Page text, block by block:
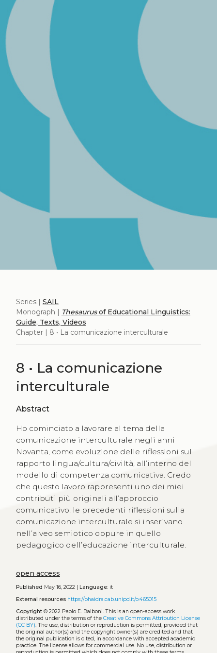
Series | SAIL
Monograph | Thesaurusof Educational Linguistics:
Guide, Texts, Videos
Chapter | 8 • La comunicazione interculturale
8 • La comunicazione
interculturale
Abstract
Ho cominciato a lavorare al tema della
comunicazione interculturale negli anni
Novanta, come evoluzione delle riflessioni sul
rapporto lingua/cultura/civiltà, all’interno del
modello di competenza comunicativa. Credo
che questo lavoro rappresenti uno dei miei
contributi più originali all’approccio
comunicativo: le precedenti riflessioni sulla
comunicazione interculturale si inserivano
nell’alveo semiotico oppure in quello
pedagogico dell’educazione interculturale.
open access
Published May 16, 2022 | Language:it
External resources https://phaidra.cab.unipd.it/o:465015
Copyright© 2022 Paolo E. Balboni. This is an open-access work
distributed under the terms of the Creative Commons Attribution License
(CC BY) . The use, distribution or reproduction is permitted, provided that
the original author(s) and the copyright owner(s) are credited and that
the original publication is cited, in accordance with accepted academic
practice. The license allows for commercial use. No use, distribution or